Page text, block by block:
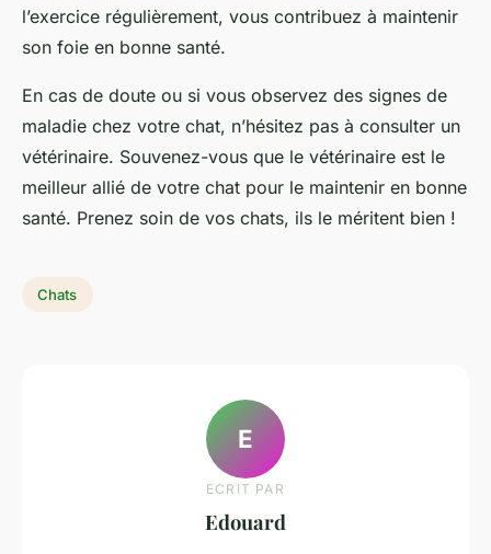
l’exercice régulièrement, vous contribuez à maintenir
son foie en bonne santé.
En cas de doute ou si vous observez des signes de
maladie chez votre chat, n’hésitez pas à consulter un
vétérinaire. Souvenez-vous que le vétérinaire est le
meilleur allié de votre chat pour le maintenir en bonne
santé. Prenez soin de vos chats, ils le méritent bien !
Chats
E
ECRIT PAR
Edouard